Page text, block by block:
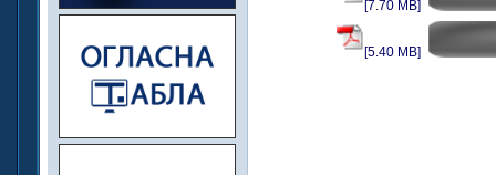
[7.70 MB]
[5.40 MB]